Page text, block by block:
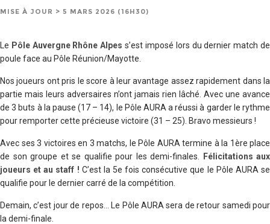
MISE À JOUR > 5 MARS 2026 (16H30)
Le Pôle Auvergne Rhône Alpes s’est imposé lors du dernier match de
poule face au Pôle Réunion/Mayotte.
Nos joueurs ont pris le score à leur avantage assez rapidement dans la
partie mais leurs adversaires n’ont jamais rien lâché. Avec une avance
de 3 buts à la pause (17 – 14), le Pôle AURA a réussi à garder le rythme
pour remporter cette précieuse victoire (31 – 25). Bravo messieurs !
Avec ses 3 victoires en 3 matchs, le Pôle AURA termine à la 1ère place
de son groupe et se qualifie pour les demi-finales.
Félicitations aux
joueurs et au staff ! C’est la 5e fois consécutive que le Pôle AURA se
qualifie pour le dernier carré de la compétition.
Demain, c’est jour de repos… Le Pôle AURA sera de retour samedi pour
la demi-finale.